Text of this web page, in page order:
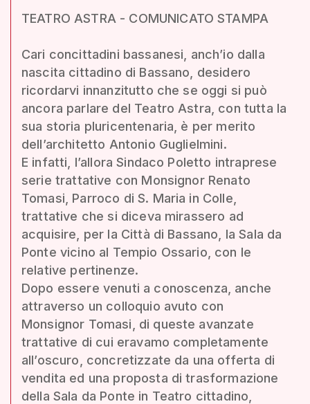
TEATRO ASTRA - COMUNICATO STAMPA
Cari concittadini bassanesi, anch’io dalla
nascita cittadino di Bassano, desidero
ricordarvi innanzitutto che se oggi si può
ancora parlare del Teatro Astra, con tutta la
sua storia pluricentenaria, è per merito
dell’architetto Antonio Guglielmini.
E infatti, l’allora Sindaco Poletto intraprese
serie trattative con Monsignor Renato
Tomasi, Parroco di S. Maria in Colle,
trattative che si diceva mirassero ad
acquisire, per la Città di Bassano, la Sala da
Ponte vicino al Tempio Ossario, con le
relative pertinenze.
Dopo essere venuti a conoscenza, anche
attraverso un colloquio avuto con
Monsignor Tomasi, di queste avanzate
trattative di cui eravamo completamente
all’oscuro, concretizzate da una offerta di
vendita ed una proposta di trasformazione
della Sala da Ponte in Teatro cittadino,